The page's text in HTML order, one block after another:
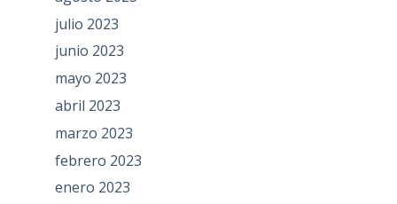
julio 2023
junio 2023
mayo 2023
abril 2023
marzo 2023
febrero 2023
enero 2023